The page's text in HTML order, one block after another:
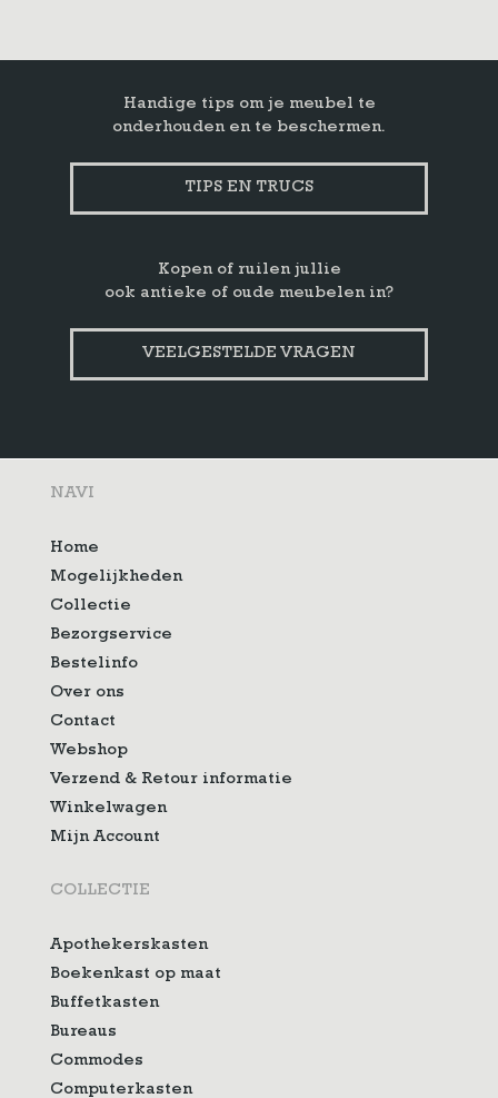
Handige tips om je meubel te
onderhouden en te beschermen.
TIPS EN TRUCS
Kopen of ruilen jullie
ook antieke of oude meubelen in?
VEELGESTELDE VRAGEN
NAVI
Home
Mogelijkheden
Collectie
Bezorgservice
Bestelinfo
Over ons
Contact
Webshop
Verzend & Retour informatie
Winkelwagen
Mijn Account
COLLECTIE
Apothekerskasten
Boekenkast op maat
Buffetkasten
Bureaus
Commodes
Computerkasten